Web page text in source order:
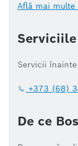
Află mai multe
Servicii
+373 (68)
De ce